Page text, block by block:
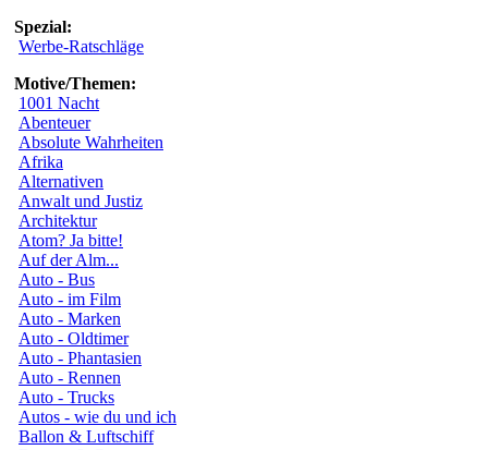
Spezial:
Werbe-Ratschläge
Motive/Themen:
1001 Nacht
Abenteuer
Absolute Wahrheiten
Afrika
Alternativen
Anwalt und Justiz
Architektur
Atom? Ja bitte!
Auf der Alm...
Auto - Bus
Auto - im Film
Auto - Marken
Auto - Oldtimer
Auto - Phantasien
Auto - Rennen
Auto - Trucks
Autos - wie du und ich
Ballon & Luftschiff